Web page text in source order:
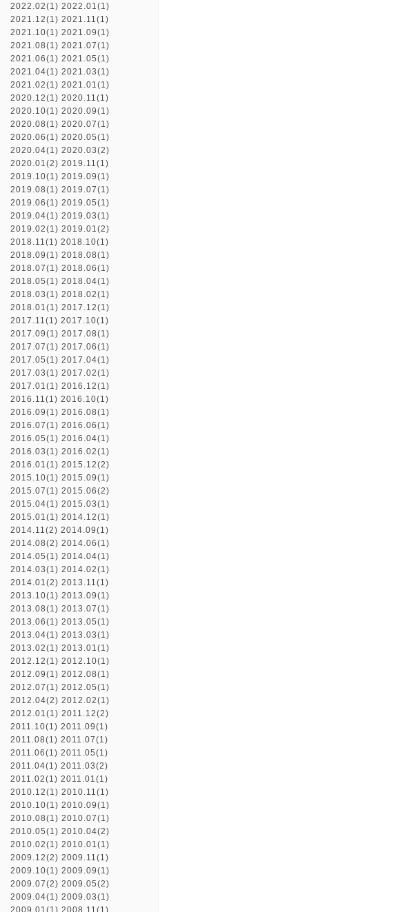
2022.02(1) 2022.01(1)
2021.12(1) 2021.11(1)
2021.10(1) 2021.09(1)
2021.08(1) 2021.07(1)
2021.06(1) 2021.05(1)
2021.04(1) 2021.03(1)
2021.02(1) 2021.01(1)
2020.12(1) 2020.11(1)
2020.10(1) 2020.09(1)
2020.08(1) 2020.07(1)
2020.06(1) 2020.05(1)
2020.04(1) 2020.03(2)
2020.01(2) 2019.11(1)
2019.10(1) 2019.09(1)
2019.08(1) 2019.07(1)
2019.06(1) 2019.05(1)
2019.04(1) 2019.03(1)
2019.02(1) 2019.01(2)
2018.11(1) 2018.10(1)
2018.09(1) 2018.08(1)
2018.07(1) 2018.06(1)
2018.05(1) 2018.04(1)
2018.03(1) 2018.02(1)
2018.01(1) 2017.12(1)
2017.11(1) 2017.10(1)
2017.09(1) 2017.08(1)
2017.07(1) 2017.06(1)
2017.05(1) 2017.04(1)
2017.03(1) 2017.02(1)
2017.01(1) 2016.12(1)
2016.11(1) 2016.10(1)
2016.09(1) 2016.08(1)
2016.07(1) 2016.06(1)
2016.05(1) 2016.04(1)
2016.03(1) 2016.02(1)
2016.01(1) 2015.12(2)
2015.10(1) 2015.09(1)
2015.07(1) 2015.06(2)
2015.04(1) 2015.03(1)
2015.01(1) 2014.12(1)
2014.11(2) 2014.09(1)
2014.08(2) 2014.06(1)
2014.05(1) 2014.04(1)
2014.03(1) 2014.02(1)
2014.01(2) 2013.11(1)
2013.10(1) 2013.09(1)
2013.08(1) 2013.07(1)
2013.06(1) 2013.05(1)
2013.04(1) 2013.03(1)
2013.02(1) 2013.01(1)
2012.12(1) 2012.10(1)
2012.09(1) 2012.08(1)
2012.07(1) 2012.05(1)
2012.04(2) 2012.02(1)
2012.01(1) 2011.12(2)
2011.10(1) 2011.09(1)
2011.08(1) 2011.07(1)
2011.06(1) 2011.05(1)
2011.04(1) 2011.03(2)
2011.02(1) 2011.01(1)
2010.12(1) 2010.11(1)
2010.10(1) 2010.09(1)
2010.08(1) 2010.07(1)
2010.05(1) 2010.04(2)
2010.02(1) 2010.01(1)
2009.12(2) 2009.11(1)
2009.10(1) 2009.09(1)
2009.07(2) 2009.05(2)
2009.04(1) 2009.03(1)
2009.01(1) 2008.11(1)